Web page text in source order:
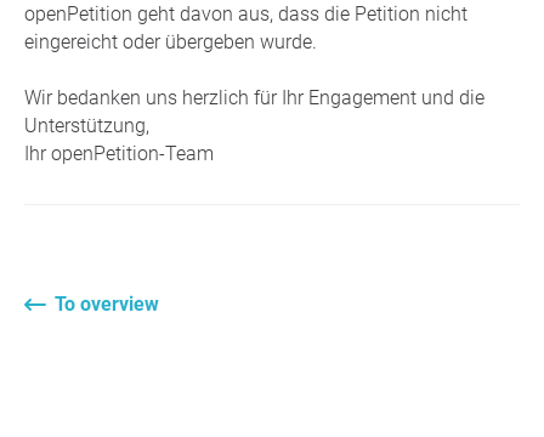
openPetition geht davon aus, dass die Petition nicht
eingereicht oder übergeben wurde.
Wir bedanken uns herzlich für Ihr Engagement und die
Unterstützung,
Ihr openPetition-Team
To overview